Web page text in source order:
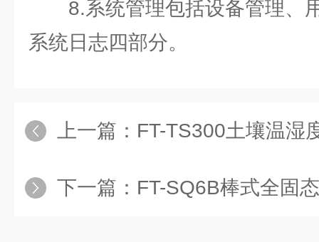
8.系统管理包括设备管理、
系统日志四部分。
上一篇： FT-TS300土壤温湿
下一篇： FT-SQ6B棒式全固